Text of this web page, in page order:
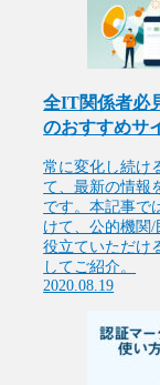
全IT関係者必
のおすすめサ
常に変化し続け
て、最新の情報
です。本記事で
けて、公的機関
役立ていただけ
してご紹介。
2020.08.19